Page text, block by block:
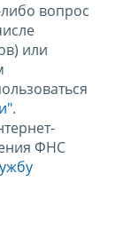
вопрос
или
.
ФНС